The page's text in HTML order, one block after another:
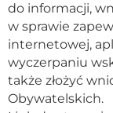
do informacji,
w sprawie
internetowej,
wyczerpaniu
także złożyć
Obywatelskich.